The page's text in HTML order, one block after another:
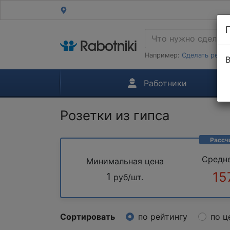
Например: Сделать
Работники
Розетки из гипса
Минимальная цена
1 руб/шт.
Сортировать по рейтингу по